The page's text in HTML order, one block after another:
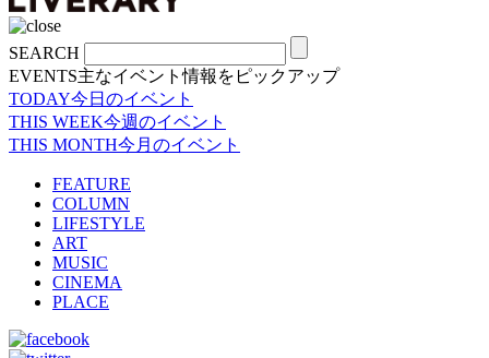
SEARCH
EVENTS主なイベント情報をピックアップ
TODAY今日のイベント
THIS WEEK今週のイベント
THIS MONTH今月のイベント
FEATURE
COLUMN
LIFESTYLE
ART
MUSIC
CINEMA
PLACE